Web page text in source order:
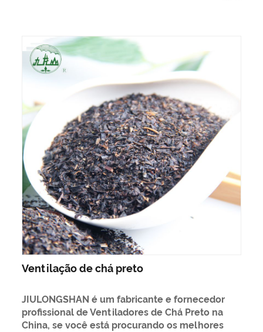
Ventilação de chá preto
JIULONGSHAN é um fabricante e fornecedor
profissional de Ventiladores de Chá Preto na
China, se você está procurando os melhores